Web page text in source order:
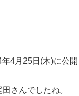
4月25日(木)に公
さんでしたね。